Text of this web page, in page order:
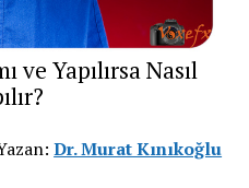
ve Yapılırsa Nasıl
Dr. Murat Kınıkoğlu